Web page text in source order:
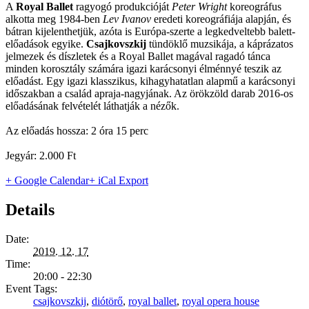
ARoyal Balletragyogó produkciójátPeter Wrightkoreográfus
alkotta meg 1984-ben Lev Ivanov eredeti koreográfiája alapján, és
bátran kijelenthetjük, azóta is Európa-szerte a legkedveltebb balett-
előadások egyike. Csajkovszkij tündöklő muzsikája, a káprázatos
jelmezek és díszletek és a Royal Ballet magával ragadó tánca
minden korosztály számára igazi karácsonyi élménnyé teszik az
előadást. Egy igazi klasszikus, kihagyhatatlan alapmű a karácsonyi
időszakban a család apraja-nagyjának. Az örökzöld darab 2016-os
előadásának felvételét láthatják a nézők.
Az előadás hossza: 2 óra 15 perc
Jegyár: 2.000 Ft
+ Google Calendar+ iCal Export
Details
Date:
2019. 12. 17
Time:
20:00 - 22:30
Event Tags:
csajkovszkij, diótörő, royal ballet, royal opera house